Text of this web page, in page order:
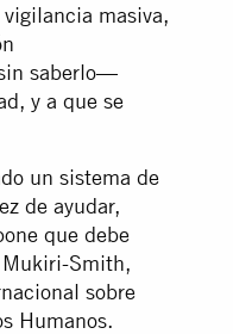
masiva,
saberlo—
y a que se
un sistema de
de ayudar,
que debe
Mukiri-Smith,
sobre
Humanos.